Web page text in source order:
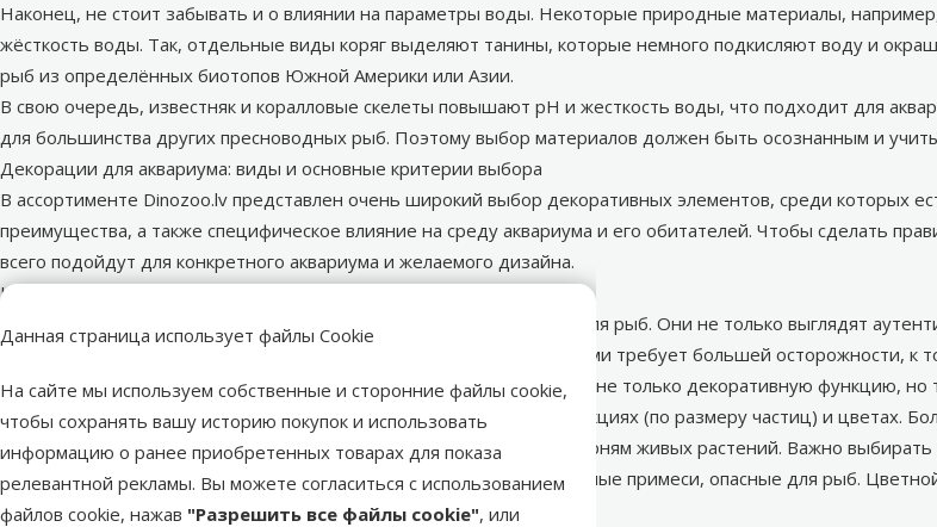
Данная страница использует файлы Cookie
На сайте мы используем собственные и сторонние файлы cookie,
чтобы сохранять вашу историю покупок и использовать
информацию о ранее приобретенных товарах для показа
релевантной рекламы. Вы можете согласиться с использованием
файлов cookie, нажав "Разрешить все файлы cookie", или
Наконец, не стоит забывать и о влиянии на параметры воды. Некоторые природные материалы,
жёсткость воды. Так, отдельные виды коряг выделяют танины, которые немного подкисляют воду и
рыб из определённых биотопов Южной Америки или Азии.
В свою очередь, известняк и коралловые скелеты повышают pH и жесткость воды, что подходит для
для большинства других пресноводных рыб. Поэтому выбор материалов должен быть осознанным и
Декорации для аквариума: виды и основные критерии выбора
В ассортименте Dinozoo.lv представлен очень широкий выбор декоративных элементов, среди которых
преимущества, а также специфическое влияние на среду аквариума и его обитателей. Чтобы сделать
всего подойдут для конкретного аквариума и желаемого дизайна.
Натуральные декоры для аквариума
Природные элементы создают максимально естественную среду для рыб. Они не только выглядят
при этом следует учитывать, что уход за натуральными декорациями требует большей осторожности,
Песок и грунт:основной элемент в аквариуме, который выполняет не только декоративную функцию,
бактерий.Песок и гравийдля аквариума доступны в различных фракциях (по размеру частиц) и цветах.
более крупный гравий обеспечивает лучшую подачу кислорода к корням живых растений. Важно
обычный песок для сада или строительства может содержать вредные примеси, опасные для рыб.
быть полностью безопасным для рыб.